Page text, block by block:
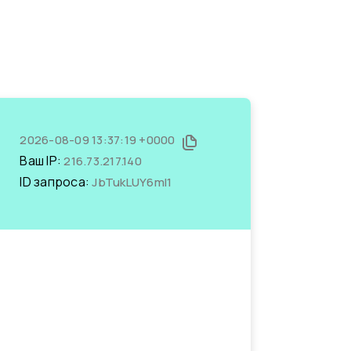
2026-08-09 13:37:19 +0000
Ваш IP:216.73.217.140
ID запроса:JbTukLUY6mI1